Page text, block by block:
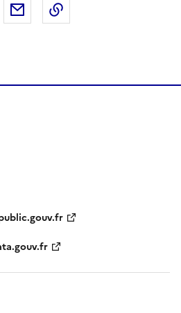
X
Partager sur LinkedIn
Partager par email